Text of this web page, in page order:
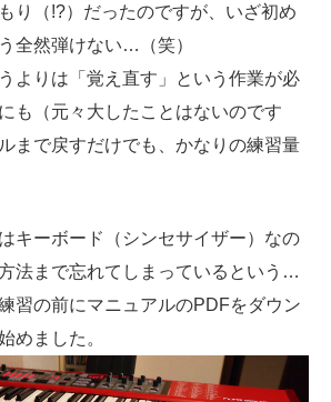
り（!?）だったのですが、いざ初め
全然弾けない…（笑）
よりは「覚え直す」という作業が必
も（元々大したことはないのです
まで戻すだけでも、かなりの練習量
キーボード（シンセサイザー）なの
法まで忘れてしまっているという…
習の前にマニュアルのPDFをダウン
めました。